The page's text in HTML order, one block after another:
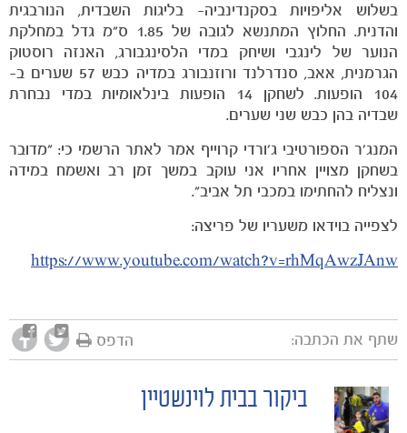
הקבוצות
בשלוש אליפויות בסקנדינביה- בליגות השבדית, הנורבגית
והדנית. החלוץ המתנשא לגובה של 1.85 ס"מ גדל במחלקת
הנוער של לינגבי ושיחק במדי הלסינגבורג, האנזה רוסטוק
הגרמנית, אאב, סנדרלנד ורוזנבורג במדיה כבש 57 שערים ב-
104 הופעות. לשחקן 14 הופעות בינלאומיות במדי נבחרת
שבדיה בהן כבש שני שערים.
המנג'ר הספורטיבי ג'ורדי קרוייף אמר לאתר הרשמי כי: "מדובר
בשחקן מצויין אחריו אני עוקב במשך זמן רב ואשמח במידה
ונצליח להחתימו במכבי תל אביב".
לצפייה בוידאו משעריו של פריצה:
https://www.youtube.com/watch?v=rhMqAwzJAnw
שתף את הכתבה: הדפס
POST
ביקור בבית לוינשטיין